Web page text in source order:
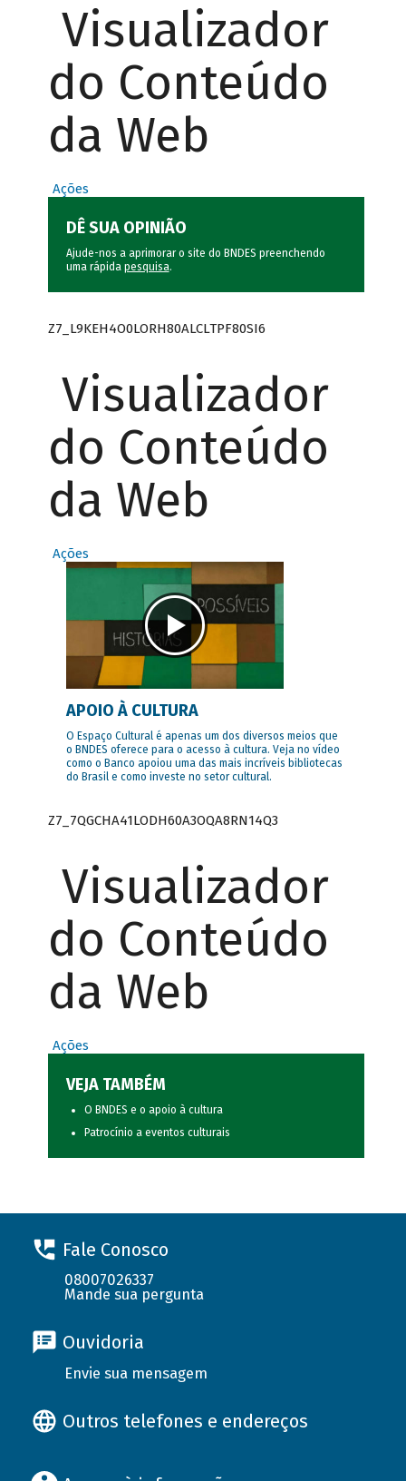
Visualizador
do Conteúdo
da Web
Ações
DÊ SUA OPINIÃO
Ajude-nos a aprimorar o site do BNDES preenchendo
uma rápida pesquisa.
Z7_L9KEH4O0LORH80ALCLTPF80SI6
Visualizador
do Conteúdo
da Web
Ações
APOIO À CULTURA
O Espaço Cultural é apenas um dos diversos meios que
o BNDES oferece para o acesso à cultura. Veja no vídeo
como o Banco apoiou uma das mais incríveis bibliotecas
do Brasil e como investe no setor cultural.
Z7_7QGCHA41LODH60A3OQA8RN14Q3
Visualizador
do Conteúdo
da Web
Ações
VEJA TAMBÉM
O BNDES e o apoio à cultura
Patrocínio a eventos culturais
Fale Conosco
08007026337
Mande sua pergunta
Ouvidoria
Envie sua mensagem
Outros telefones e endereços